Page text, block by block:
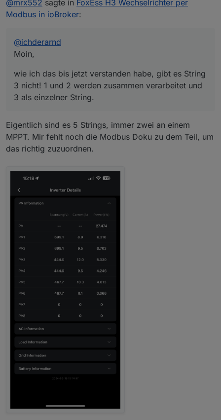
nicht! 1 und 2 werden zusammen verarbeitet und 3 als
einzelner String.
Ich habe bei mir auf der 1 die Panele auf der Ostseite,
Eindruck ist aber bisher, das ich jetzt mehr Leistung
@mrx552 sagte in FoxEss H3 Wechselrichter per
Modbus in ioBroker:
@ichderarnd
Moin,
wie ich das bis jetzt verstanden habe, gibt es String
3 nicht! 1 und 2 werden zusammen verarbeitet und
3 als einzelner String.
Eigentlich sind es 5 Strings, immer zwei an einem
MPPT. Mir fehlt noch die Modbus Doku zu dem Teil, um
das richtig zuzuordnen.